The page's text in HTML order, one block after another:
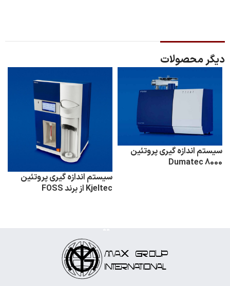
دیگر محصولات
سیستم اندازه گیری پروتئین
Dumatec 8000
سیستم اندازه گیری پروتئین
Kjeltec از برند FOSS